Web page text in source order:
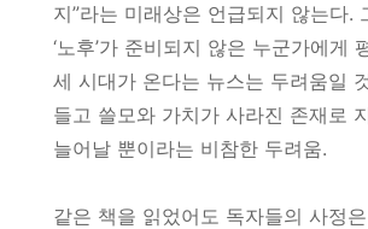
지”라는 미래상은 언급되지 않는다.
‘노후’가 준비되지 않은 누군가에게
세 시대가 온다는 뉴스는 두려움일
들고 쓸모와 가치가 사라진 존재로
늘어날 뿐이라는 비참한 두려움.
같은 책을 읽었어도 독자들의 사정